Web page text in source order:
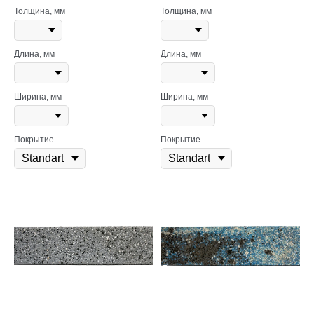
Толщина, мм
Длина, мм
Ширина, мм
Покрытие
Толщина, мм
Длина, мм
Ширина, мм
Покрытие